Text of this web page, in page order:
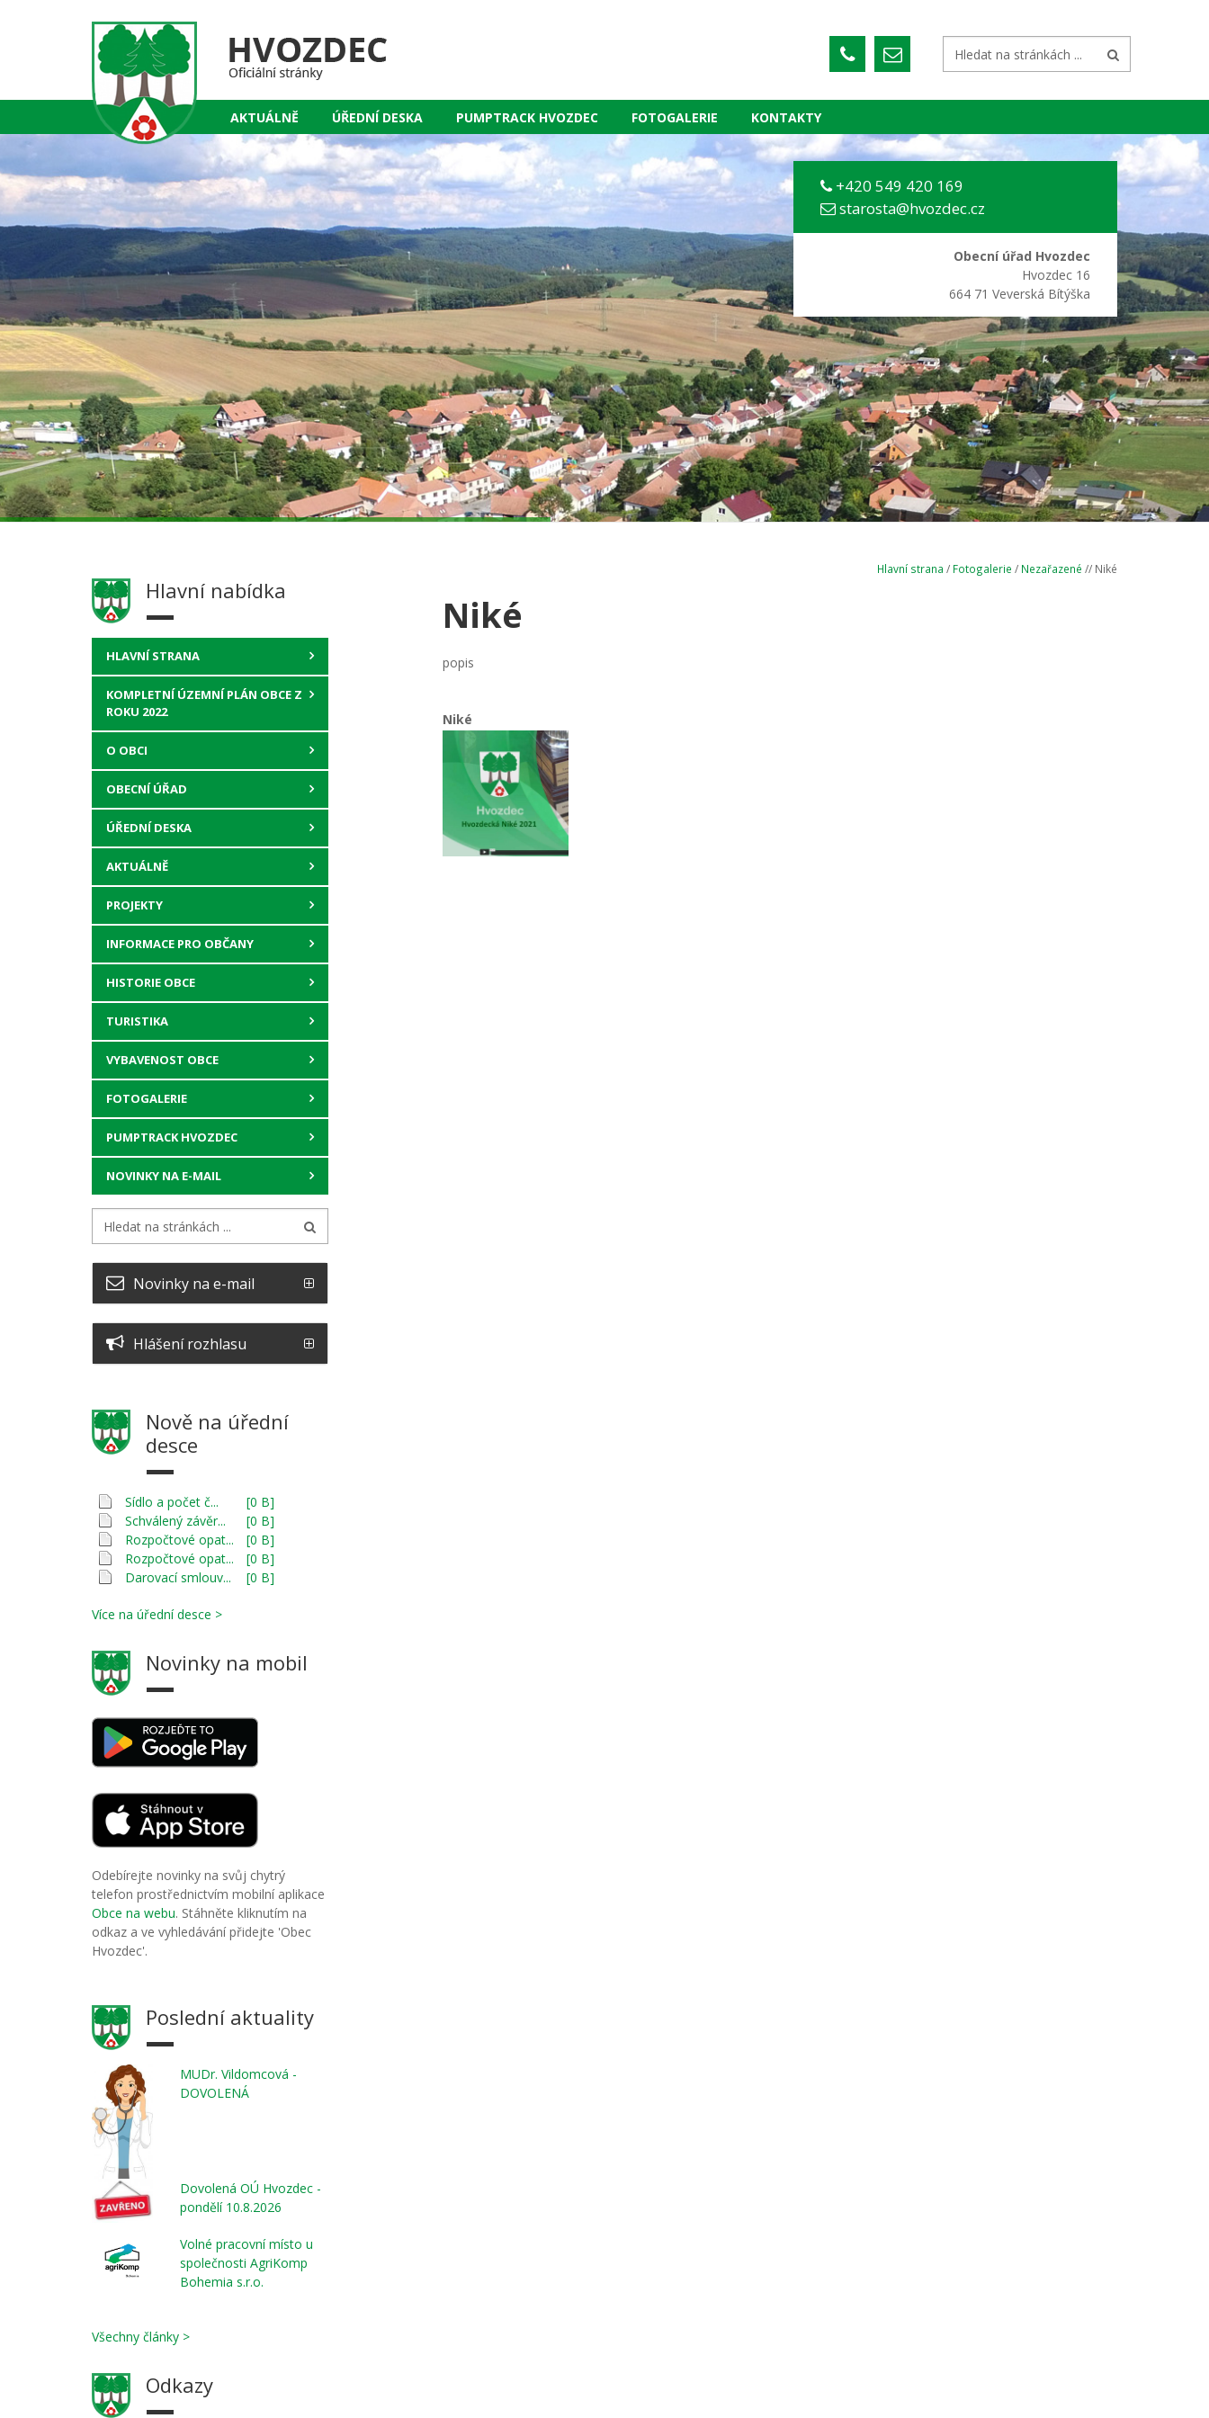
AKTUÁLNĚ ÚŘEDNÍ DESKA PUMPTRACK HVOZDEC FOTOGALERIE KONTAKTY
+420 549 420 169
starosta@hvozdec.cz
Obecní úřad Hvozdec
Hvozdec 16
664 71 Veverská Bítýška
Hlavní nabídka
HLAVNÍ STRANA
KOMPLETNÍ ÚZEMNÍ PLÁN OBCE Z
ROKU 2022
O OBCI
OBECNÍ ÚŘAD
ÚŘEDNÍ DESKA
AKTUÁLNĚ
PROJEKTY
INFORMACE PRO OBČANY
HISTORIE OBCE
TURISTIKA
VYBAVENOST OBCE
FOTOGALERIE
PUMPTRACK HVOZDEC
NOVINKY NA E-MAIL
Novinky na e-mail
Hlášení rozhlasu
Nově na úřední
desce
Sídlo a počet č...
[0 B]
Schválený závěr...
[0 B]
Rozpočtové opat...
[0 B]
Rozpočtové opat...
[0 B]
Darovací smlouv...
[0 B]
Více na úřední desce >
Novinky na mobil
Odebírejte novinky na svůj chytrý
telefon prostřednictvím mobilní aplikace
Obce na webu. Stáhněte kliknutím na
odkaz a ve vyhledávání přidejte 'Obec
Hvozdec'.
Poslední aktuality
MUDr. Vildomcová -
DOVOLENÁ
Dovolená OÚ Hvozdec -
pondělí 10.8.2026
Volné pracovní místo u
společnosti AgriKomp
Bohemia s.r.o.
Všechny články >
Odkazy
Hlavní strana / Fotogalerie / Nezařazené // Niké
Niké
popis
Niké